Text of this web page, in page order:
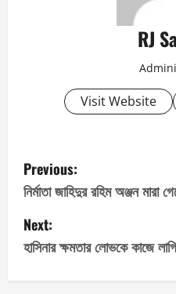
RJ
Visit Website
P
o
s
t
Previous:
নির্মাতা জাহিদুর রহিম অঞ্জন মারা
Next:
হাসিনার ক্ষমতার লোভকে কাজে